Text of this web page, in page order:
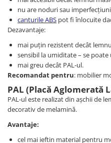
nu are noduri sau
canturile ABS pot fi înlocuite
Dezavantaje:
mai puțin rezistent decât
sensibil la umiditate – se
mai greu decât PAL-ul.
Recomandat pentru: mobilier
PAL (Placă Aglomerată
PAL-ul este realizat din așchii de
decorativ de melamină.
Avantaje:
cel mai ieftin material pentru